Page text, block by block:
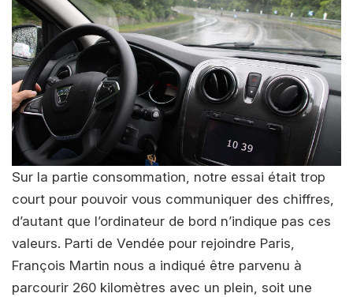
Sur la partie consommation, notre essai était trop
court pour pouvoir vous communiquer des chiffres,
d’autant que l’ordinateur de bord n’indique pas ces
valeurs. Parti de Vendée pour rejoindre Paris,
François Martin nous a indiqué être parvenu à
parcourir 260 kilomètres avec un plein, soit une